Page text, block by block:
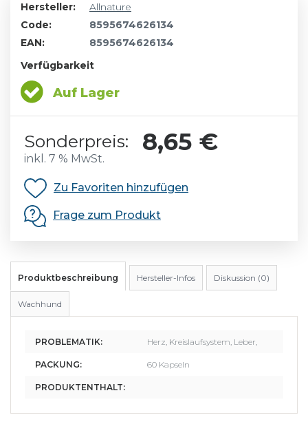
Hersteller:
Allnature
Code:
8595674626134
EAN:
8595674626134
Verfügbarkeit
Auf Lager
Sonderpreis: 8,65 €
inkl. 7 % MwSt.
Zu Favoriten hinzufügen
Frage zum Produkt
Produktbeschreibung Hersteller-Infos Diskussion (0)
Wachhund
PROBLEMATIK: Herz, Kreislaufsystem, Leber,
PACKUNG: 60 Kapseln
PRODUKTENTHALT: